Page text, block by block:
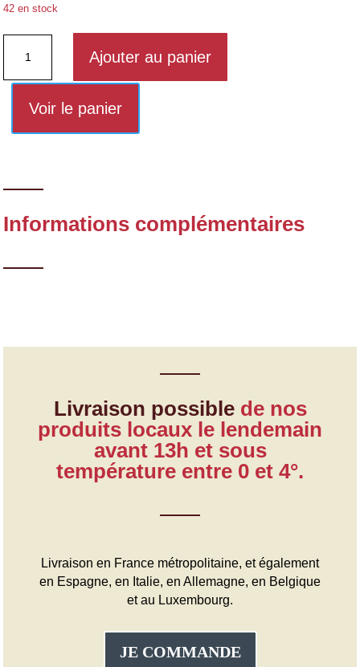
42 en stock
Rillettes
en
Ajouter au panier
Voir le panier
Informations complémentaires
Livraison possible de nos
produits locaux le lendemain
avant 13h et sous
température entre 0 et 4°.
Livraison en France métropolitaine, et également
en Espagne, en Italie, en Allemagne, en Belgique
et au Luxembourg.
JE COMMANDE